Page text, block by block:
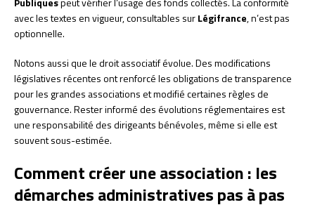
avec les textes en vigueur, consultables surLégifrance, n’est pas
optionnelle.
Notons aussi que le droit associatif évolue. Des modifications
législatives récentes ont renforcé les obligations de transparence
pour les grandes associations et modifié certaines règles de
gouvernance. Rester informé des évolutions réglementaires est
une responsabilité des dirigeants bénévoles, même si elle est
souvent sous-estimée.
Comment créer une association : les
démarches administratives pas à pas